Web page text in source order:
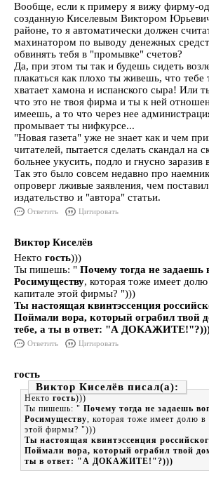
Вообще, если к примеру я вижу фирму-
созданную Киселевым Виктором
районе, то я автоматически должен
махинатором по выводу денежных
обвинять тебя в "промывке" счетов?
Да, при этом ты так и будешь сидеть
плакаться как плохо ты живешь, что тебе
хватает хамона и испанского сыра! Или
что это не твоя фирма и ты к ней
имеешь, а то что через нее
промывает ты нифкурсе...
"Новая газета" уже не знает как и чем
читателей, пытается сделать скандал на
больнее укусить, подло и гнусно заразив
Так это было совсем недавно про
опроверг лживые заявления, чем
издательство и "автора" статьи.
Ответить Цитировать
Виктор Киселёв
Некто гость)))
Ты пишешь: " Почему тогда не задаешь
Росимуществу, которая тоже имеет
капитале этой фирмы? ")))
Ты настоящая квинтэссенция
Поймали вора, который ограбил твой
тебе, а ты в ответ: "А
Ответить Цитировать
гость
Виктор Киселёв
Некто гость)))
Ты пишешь: " Почему тогда не задаешь
Росимуществу, которая тоже имеет долю в
этой фирмы? ")))
Ты настоящая квинтэссенция
Поймали вора, который ограбил твой
ты в ответ: "А ДОКАЖИТЕ!"?)))